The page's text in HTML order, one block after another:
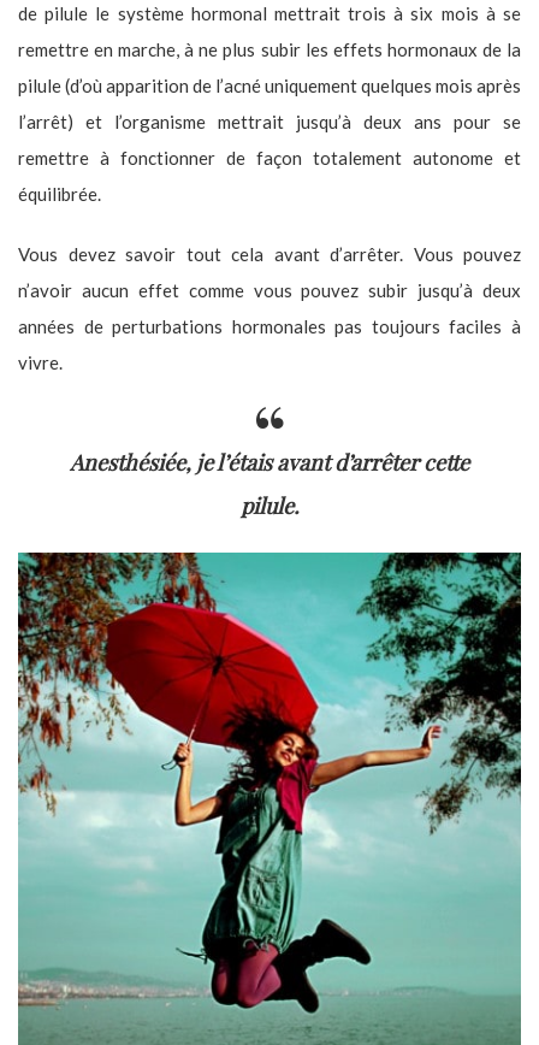
de pilule le système hormonal mettrait trois à six mois à se
remettre en marche, à ne plus subir les effets hormonaux de la
pilule (d’où apparition de l’acné uniquement quelques mois après
l’arrêt) et l’organisme mettrait jusqu’à deux ans pour se
remettre à fonctionner de façon totalement autonome et
équilibrée.
Vous devez savoir tout cela avant d’arrêter. Vous pouvez
n’avoir aucun effet comme vous pouvez subir jusqu’à deux
années de perturbations hormonales pas toujours faciles à
vivre.
Anesthésiée, je l’étais avant d’arrêter cette
pilule.